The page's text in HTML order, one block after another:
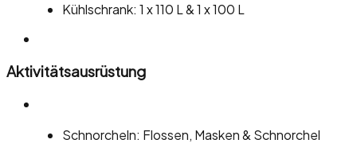
Kühlschrank: 1 x 110 L & 1 x 100 L
Aktivitätsausrüstung
Schnorcheln: Flossen, Masken & Schnorchel